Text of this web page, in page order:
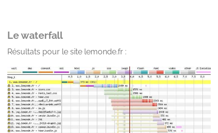
Le waterfall
Résultats pour le site lemonde.fr :